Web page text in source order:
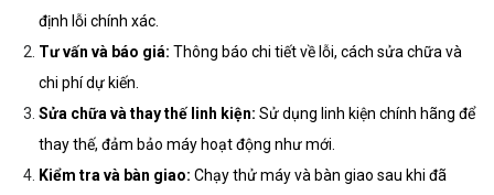
định lỗi chính xác.
Tư vấn và báo giá: Thông báo chi tiết về lỗi, cách sửa chữa và
chi phí dự kiến.
Sửa chữa và thay thế linh kiện: Sử dụng linh kiện chính hãng để
thay thế, đảm bảo máy hoạt động như mới.
Kiểm tra và bàn giao: Chạy thử máy và bàn giao sau khi đã